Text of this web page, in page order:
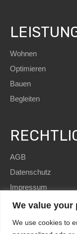
We value your
We use cookies to
Wohnen
Optimieren
Bauen
Begleiten
AGB
Datenschutz
Impressum